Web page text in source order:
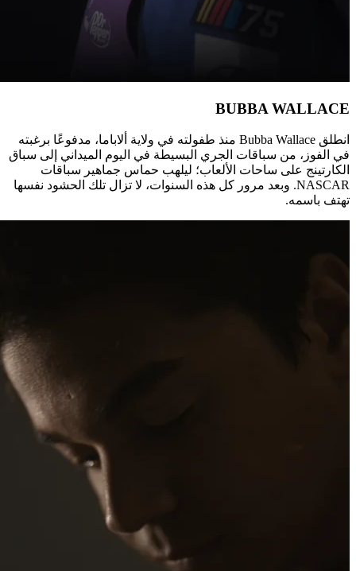
BUBBA WALLACE
انطلق Bubba Wallace منذ طفولته في ولاية ألاباما، مدفوعًا برغبته
في الفوز، من سباقات الجري البسيطة في اليوم الميداني إلى سباق
الكارتينج على ساحات الألعاب؛ ليلهب حماس جماهير سباقات
NASCAR. وبعد مرور كل هذه السنوات، لا تزال تلك الحشود نفسها
تهتف باسمه.